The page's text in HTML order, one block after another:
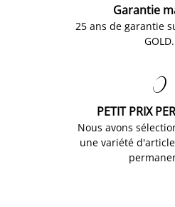
Garantie
25 ans de garantie
GOLD.

PETIT PRIX
Nous avons
une variété